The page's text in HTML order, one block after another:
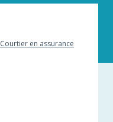
Courtier en assurance